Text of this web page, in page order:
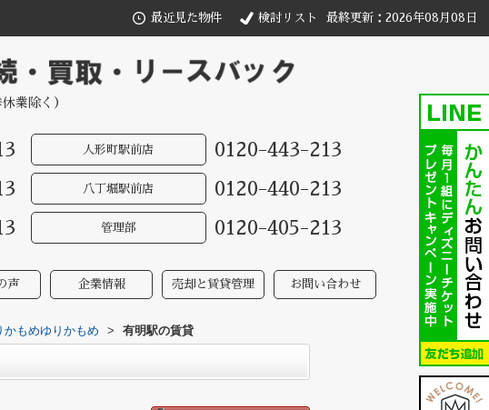
最近見た物件 検討リスト 最終更新：2026年08月08日
業除く）
人形町駅前店 0120-443-213
八丁堀駅前店 0120-440-213
管理部 0120-405-213
声 企業情報 売却と賃貸管理 お問い合わせ
かもめゆりかもめ > 有明駅の賃貸